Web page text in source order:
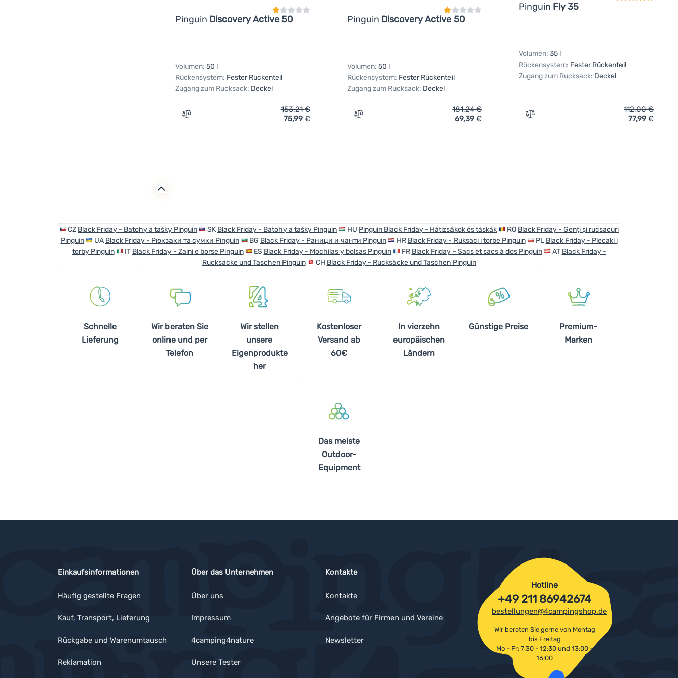
Pinguin Discovery Active 50
Volumen: 50 l
Rückensystem: Fester Rückenteil
Zugang zum Rucksack: Deckel
Zum Vergleich 'Expeditionsrucksack Pinguin Discovery Active 50' hinzufügen
153,21€
75,99 €
Pinguin Discovery Active 50
Volumen: 50 l
Rückensystem: Fester Rückenteil
Zugang zum Rucksack: Deckel
Zum Vergleich 'Expeditionsrucksack Pinguin Discovery Active 50' hinzufügen
181,24€
69,39€
Pinguin Fly 35
Volumen: 35 l
Rückensystem: Fester Rückenteil
Zugang zum Rucksack: Deckel
Zum Vergleich 'Wanderrucksack Pinguin
112,00€
77,99 €
CZ Black Friday - Batohy a tašky Pinguin SK Black Friday - Batohy a tašky Pinguin HU Pinguin Black Friday - Hátizsákok és táskák RO Black Friday - Genți și rucsacuri
Pinguin
UA Black Friday - Рюкзаки та сумки Pinguin BG Black Friday - Раници и чанти Pinguin HR Black Friday - Ruksaci i torbe Pinguin PL Black Friday - Plecaki i
torby Pinguin
IT Black Friday - Zaini e borse Pinguin ES Black Friday - Mochilas y bolsas Pinguin FR Black Friday - Sacs et sacs à dos Pinguin AT Black Friday -
Rucksäcke und Taschen Pinguin
CH Black Friday - Rucksäcke und Taschen Pinguin
Schnelle
Lieferung
Wir beraten Sie
online und per
Telefon
Wir stellen
unsere
Eigenprodukte
her
Kostenloser
Versand ab
60€
In vierzehn
europäischen
Ländern
Günstige Preise
Premium-
Marken
Das meiste
Outdoor-
Equipment
Einkaufsinformationen
Häufig gestellte Fragen
Kauf, Transport, Lieferung
Rückgabe und Warenumtausch
Reklamation
Über das Unternehmen
Über uns
Impressum
4camping4nature
Unsere Tester
Kontakte
Kontakte
Angebote für Firmen und Vereine
Newsletter
Hotline
+49 211 86942674
bestellungen@4campingshop.de
Wir beraten Sie gerne von Montag
bis Freitag
Mo - Fr: 7:30 - 12:30 und 13:00 -
16:00